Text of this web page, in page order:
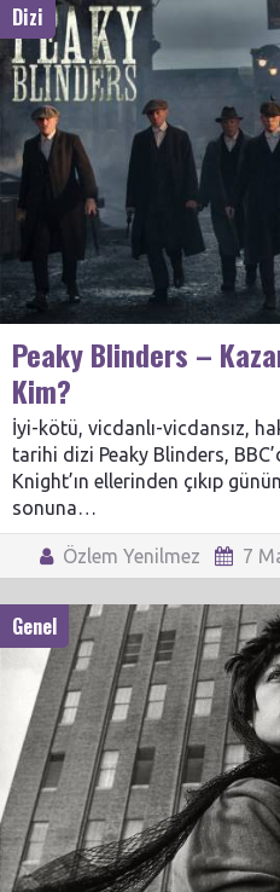
Dizi
Peaky Blinders –
Kim?
İyi-kötü, vicdanlı-vicdansız,
tarihi dizi Peaky Blinders,
Knight’ın ellerinden çıkıp
sonuna…
Özlem Yenilmez 7
Genel